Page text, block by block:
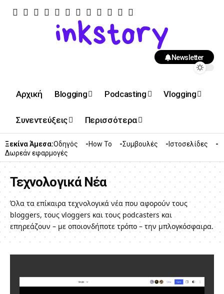
Newsletter
Αρχική Blogging Podcasting Vlogging
Συνεντεύξεις Περισσότερα
Ξεκίνα Άμεσα:Οδηγός How To Συμβουλές
Ιστοσελίδες
Δωρεάν εφαρμογές
Τεχνολογικά Νέα
Όλα τα επίκαιρα τεχνολογικά νέα που αφορούν τους
bloggers, τους vloggers και τους podcasters και
επηρεάζουν – με οποιονδήποτε τρόπο – την μπλογκόσφαιρα.